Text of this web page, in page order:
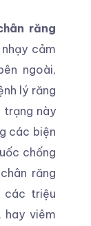
răng
cảm
ngoài,
lý răng
trạng này
các biện
chống
răng
các triệu
hay viêm